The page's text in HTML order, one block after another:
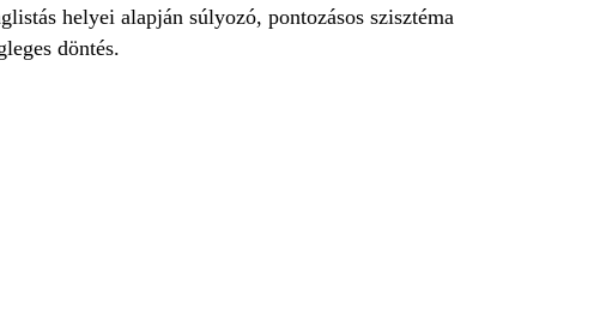
helyei alapján súlyozó, pontozásos szisztéma
döntés.